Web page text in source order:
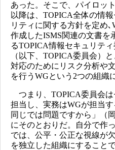
あった。そこで、パイロッ
以降は、TOPICA全体の情報
リティに関する方針を定め､
作成したISMS関連の文書を
るTOPICA情報セキュリテ
（以下、TOPICA委員会）
対応のためにリスク分析や
を行うWGという2つの組織
つまり、TOPICA委員会
担当し、実務はWGが担当
同じでは問題ですから」（
にそのとおりだ。自分で作
では、公平・公正な視線が
を独立した組織にすること